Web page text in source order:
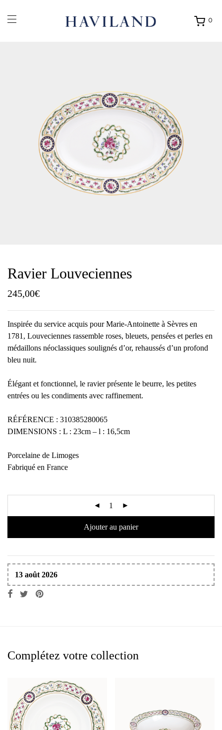
0
Ouvrir
Ravier Louveciennes
245,00€
Inspirée du service acquis pour Marie-Antoinette à Sèvres en
1781, Louveciennes rassemble roses, bleuets, pensées et perles en
médaillons néoclassiques soulignés d’or, rehaussés d’un profond
bleu nuit.
Élégant et fonctionnel, le ravier présente le beurre, les petites
entrées ou les condiments avec raffinement.
RÉFÉRENCE : 310385280065
DIMENSIONS : L : 23cm – l : 16,5cm
Porcelaine de Limoges
Fabriqué en France
Ajouter au panier
13 août 2026
Complétez votre collection